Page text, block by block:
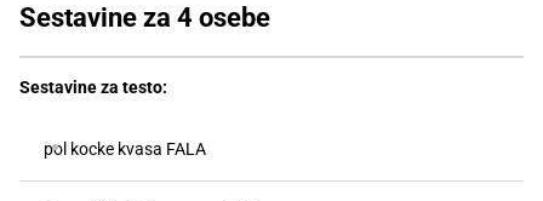
Sestavine za 4 osebe
Sestavine za testo:
pol kocke kvasa FALA